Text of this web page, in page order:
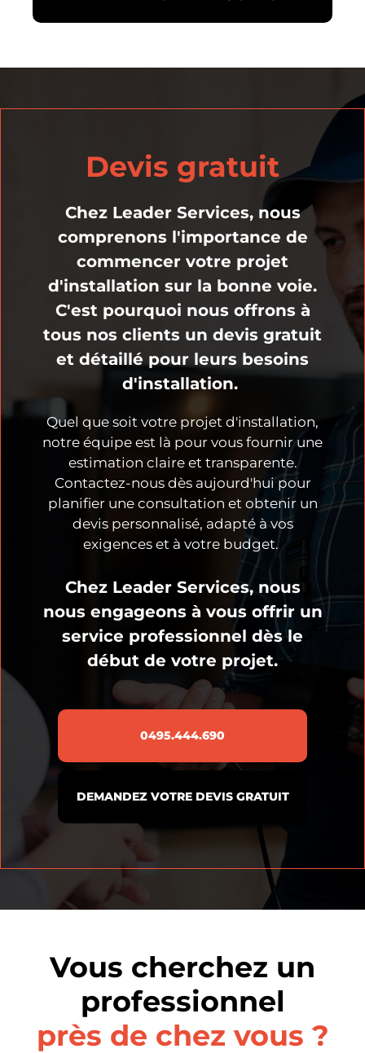
Devis gratuit
Chez Leader Services, nous
comprenons l'importance de
commencer votre projet
d'installation sur la bonne voie.
C'est pourquoi nous offrons à
tous nos clients un devis gratuit
et détaillé pour leurs besoins
d'installation.
Quel que soit votre projet d'installation,
notre équipe est là pour vous fournir une
estimation claire et transparente.
Contactez-nous dès aujourd'hui pour
planifier une consultation et obtenir un
devis personnalisé, adapté à vos
exigences et à votre budget.
Chez Leader Services, nous
nous engageons à vous offrir un
service professionnel dès le
début de votre projet.
0495.444.690
DEMANDEZ VOTRE DEVIS GRATUIT
Vous cherchez un
professionnel
près de chez vous ?